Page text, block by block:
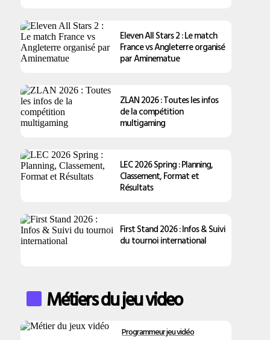
Eleven All Stars 2 : Le match
France vs Angleterre organisé
par Aminematue
ZLAN 2026 : Toutes les infos
de la compétition
multigaming
LEC 2026 Spring : Planning,
Classement, Format et
Résultats
First Stand 2026 : Infos & Suivi
du tournoi international
Métiers du jeu video
Programmeur jeu vidéo